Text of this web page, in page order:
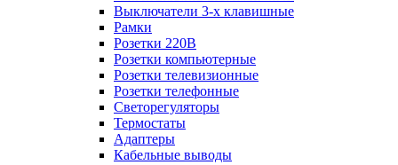
Выключатели 3-х клавишные
Рамки
Розетки 220В
Розетки компьютерные
Розетки телевизионные
Розетки телефонные
Светорегуляторы
Термостаты
Адаптеры
Кабельные выводы